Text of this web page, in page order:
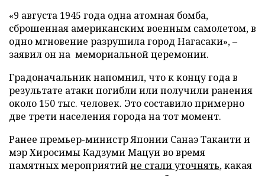
«9 августа 1945 года одна атомная бомба,
сброшенная американским военным самолетом, в
одно мгновение разрушила город Нагасаки», –
заявил он на мемориальной церемонии.
Градоначальник напомнил, что к концу года в
результате атаки погибли или получили ранения
около 150 тыс. человек. Это составило примерно
две трети населения города на тот момент.
Ранее премьер-министр Японии Санаэ Такаити и
мэр Хиросимы Кадзуми Мацуи во время
памятных мероприятийне стали уточнять, какая